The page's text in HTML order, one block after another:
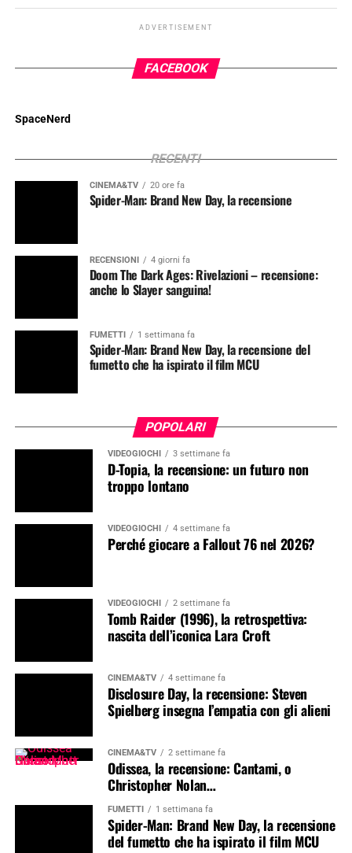
ADVERTISEMENT
FACEBOOK
SpaceNerd
RECENTI
CINEMA&TV 20 ore fa
Spider-Man: Brand New Day, la recensione
RECENSIONI 4 giorni fa
Doom The Dark Ages: Rivelazioni – recensione:
anche lo Slayer sanguina!
FUMETTI 1 settimana fa
Spider-Man: Brand New Day, la recensione del
fumetto che ha ispirato il film MCU
POPOLARI
VIDEOGIOCHI 3 settimane fa
D-Topia, la recensione: un futuro non
troppo lontano
VIDEOGIOCHI 4 settimane fa
Perché giocare a Fallout 76 nel 2026?
VIDEOGIOCHI 2 settimane fa
Tomb Raider (1996), la retrospettiva:
nascita dell’iconica Lara Croft
CINEMA&TV 4 settimane fa
Disclosure Day, la recensione: Steven
Spielberg insegna l’empatia con gli alieni
CINEMA&TV 2 settimane fa
Odissea, la recensione: Cantami, o
Christopher Nolan…
FUMETTI 1 settimana fa
Spider-Man: Brand New Day, la recensione
del fumetto che ha ispirato il film MCU